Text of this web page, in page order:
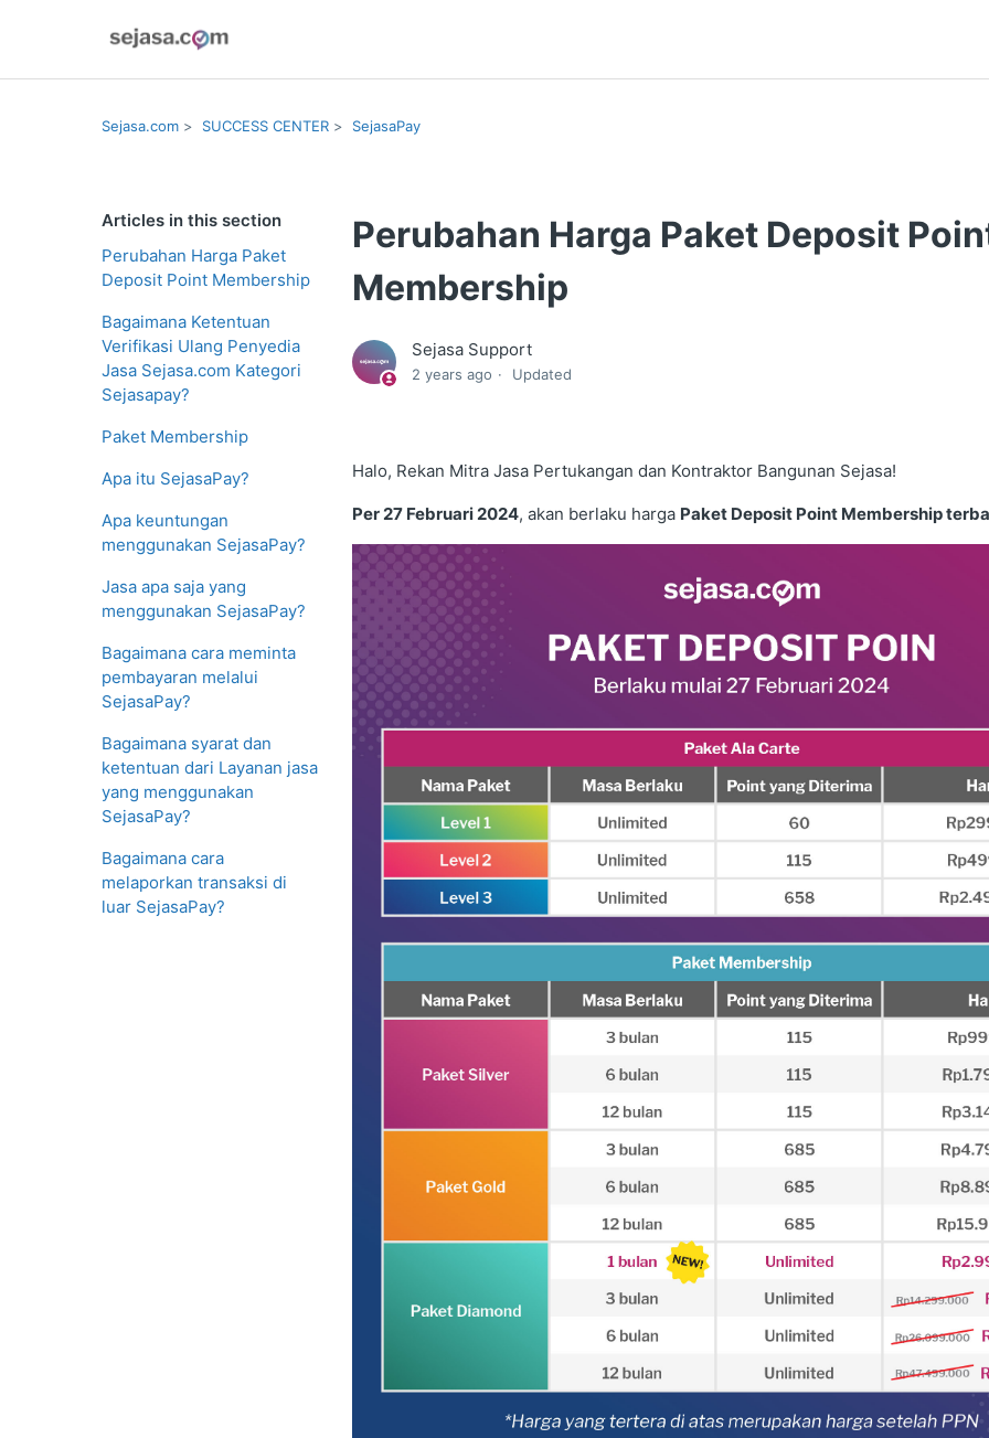
Sejasa.com SUCCESS CENTER SejasaPay
Articles in this section
Perubahan Harga Paket
Deposit Point Membership
Bagaimana Ketentuan
Verifikasi Ulang Penyedia
Jasa Sejasa.com Kategori
Sejasapay?
Paket Membership
Apa itu SejasaPay?
Apa keuntungan
menggunakan SejasaPay?
Jasa apa saja yang
menggunakan SejasaPay?
Bagaimana cara meminta
pembayaran melalui
SejasaPay?
Bagaimana syarat dan
ketentuan dari Layanan jasa
yang menggunakan
SejasaPay?
Bagaimana cara
melaporkan transaksi di
luar SejasaPay?
Perubahan Harga Paket Deposit
Membership
Sejasa Support
2 years ago Updated
Halo, Rekan Mitra Jasa Pertukangan dan Kontraktor Bangunan Sejasa!
Per 27 Februari 2024, akan berlaku harga Paket Deposit Point Membership